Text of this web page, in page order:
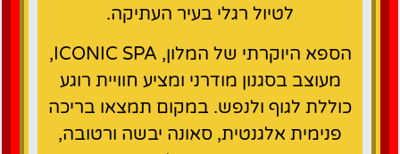
לטיול רגלי בעיר העתיקה.
הספא היוקרתי של המלון, ICONIC SPA,
מעוצב בסגנון מודרני ומציע חוויית רוגע
כוללת לגוף ולנפש. במקום תמצאו בריכה
פנימית אלגנטית, סאונה יבשה ורטובה,